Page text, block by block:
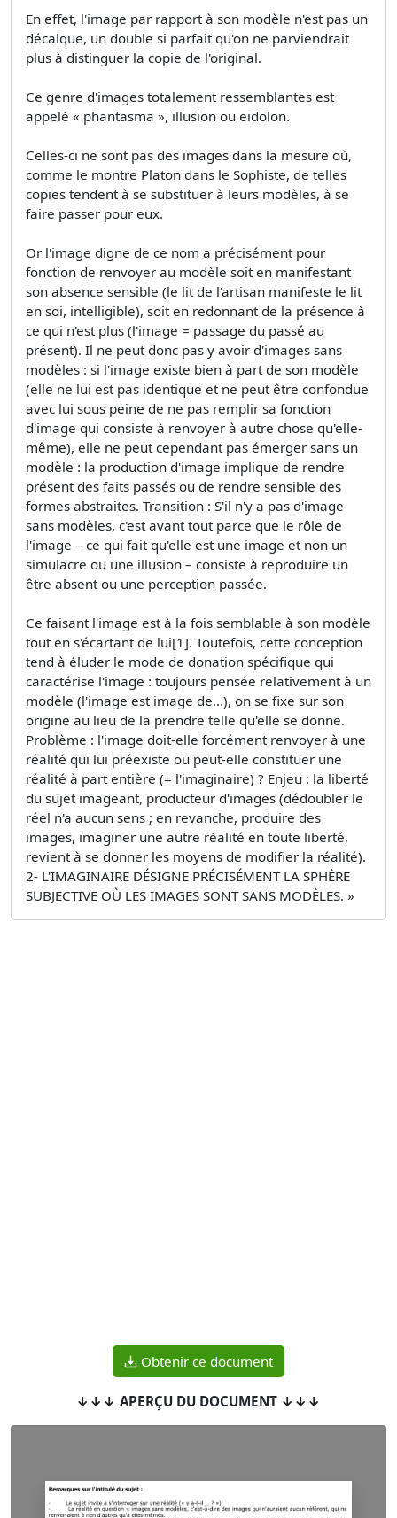
En effet, l'image par rapport à son modèle n'est pas un
décalque, un double si parfait qu'on ne parviendrait
plus à distinguer la copie de l'original.
Ce genre d'images totalement ressemblantes est
appelé « phantasma », illusion ou eidolon.
Celles-ci ne sont pas des images dans la mesure où,
comme le montre Platon dans le Sophiste, de telles
copies tendent à se substituer à leurs modèles, à se
faire passer pour eux.
Or l'image digne de ce nom a précisément pour
fonction de renvoyer au modèle soit en manifestant
son absence sensible (le lit de l'artisan manifeste le lit
en soi, intelligible), soit en redonnant de la présence à
ce qui n'est plus (l'image = passage du passé au
présent). Il ne peut donc pas y avoir d'images sans
modèles : si l'image existe bien à part de son modèle
(elle ne lui est pas identique et ne peut être confondue
avec lui sous peine de ne pas remplir sa fonction
d'image qui consiste à renvoyer à autre chose qu'elle-
même), elle ne peut cependant pas émerger sans un
modèle : la production d'image implique de rendre
présent des faits passés ou de rendre sensible des
formes abstraites. Transition : S'il n'y a pas d'image
sans modèles, c'est avant tout parce que le rôle de
l'image – ce qui fait qu'elle est une image et non un
simulacre ou une illusion – consiste à reproduire un
être absent ou une perception passée.
Ce faisant l'image est à la fois semblable à son modèle
tout en s'écartant de lui[1]. Toutefois, cette conception
tend à éluder le mode de donation spécifique qui
caractérise l'image : toujours pensée relativement à un
modèle (l'image est image de...), on se fixe sur son
origine au lieu de la prendre telle qu'elle se donne.
Problème : l'image doit-elle forcément renvoyer à une
réalité qui lui préexiste ou peut-elle constituer une
réalité à part entière (= l'imaginaire) ? Enjeu : la liberté
du sujet imageant, producteur d'images (dédoubler le
réel n'a aucun sens ; en revanche, produire des
images, imaginer une autre réalité en toute liberté,
revient à se donner les moyens de modifier la réalité).
2- L'IMAGINAIRE DÉSIGNE PRÉCISÉMENT LA SPHÈRE
SUBJECTIVE OÙ LES IMAGES SONT SANS MODÈLES. »
Obtenir ce document
↓↓↓ APERÇU DU DOCUMENT ↓↓↓